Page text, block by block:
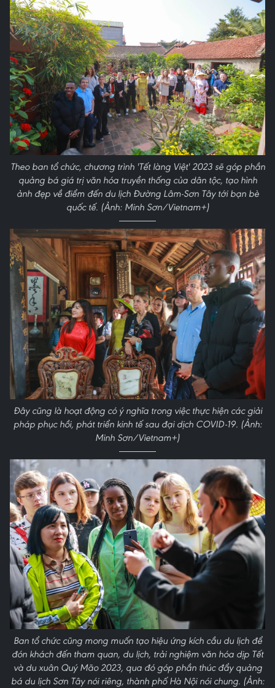
Theo ban tổ chức, chương trình 'Tết làng Việt' 2023 sẽ góp phần
quảng bá giá trị văn hóa truyền thống của dân tộc, tạo hình
ảnh đẹp về điểm đến du lịch Đường Lâm-Sơn Tây tới bạn bè
quốc tế. (Ảnh: Minh Sơn/Vietnam+)
Đây cũng là hoạt động có ý nghĩa trong việc thực hiện các giải
pháp phục hồi, phát triển kinh tế sau đại dịch COVID-19. (Ảnh:
Minh Sơn/Vietnam+)
Ban tổ chức cũng mong muốn tạo hiệu ứng kích cầu du lịch để
đón khách đến tham quan, du lịch, trải nghiệm văn hóa dịp Tết
và du xuân Quý Mão 2023, qua đó góp phần thúc đẩy quảng
bá du lịch Sơn Tây nói riêng, thành phố Hà Nội nói chung. (Ảnh: